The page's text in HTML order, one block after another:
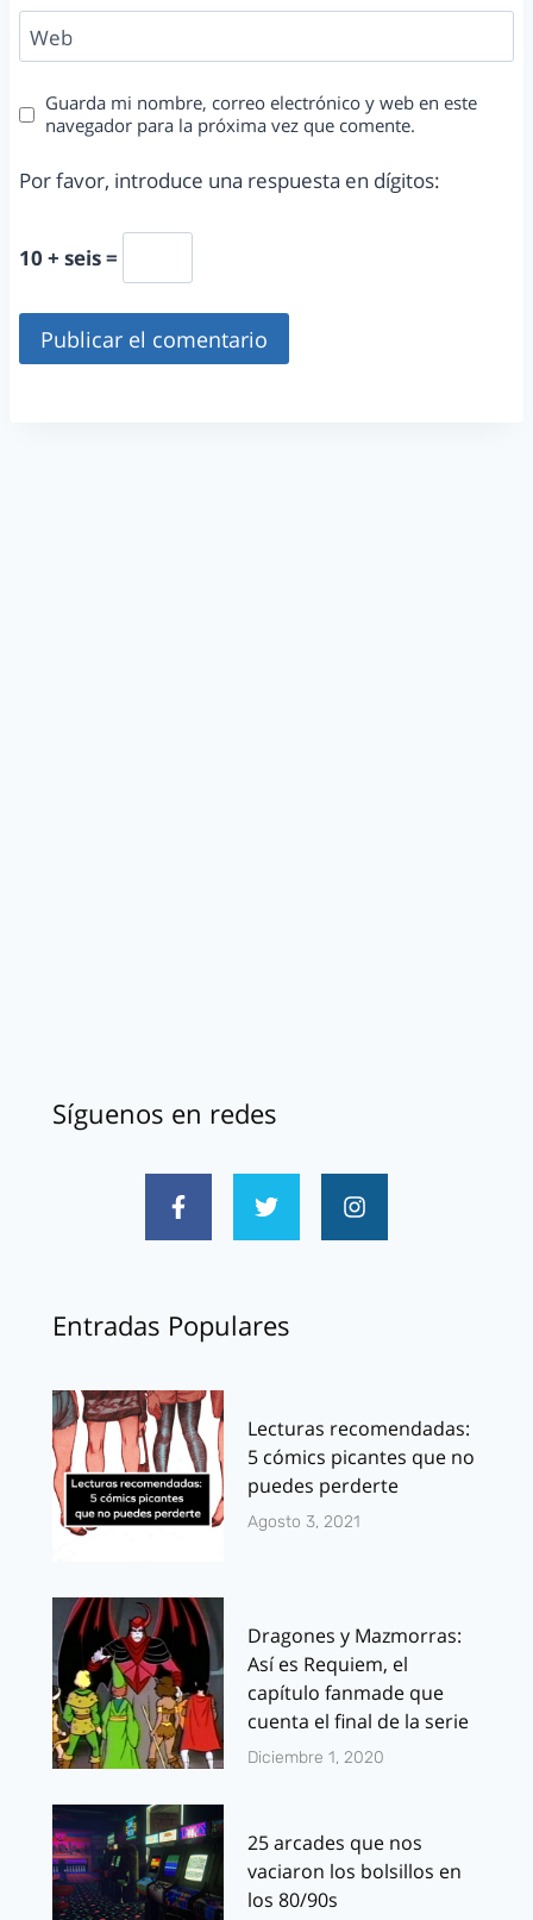
Web
Guarda mi nombre, correo electrónico y web en este
navegador para la próxima vez que comente.
Por favor, introduce una respuesta en dígitos:
10 + seis =
Síguenos en redes
Entradas Populares
Lecturas recomendadas:
5 cómics picantes que no
puedes perderte
Agosto 3, 2021
Dragones y Mazmorras:
Así es Requiem, el
capítulo fanmade que
cuenta el final de la serie
Diciembre 1, 2020
25 arcades que nos
vaciaron los bolsillos en
los 80/90s